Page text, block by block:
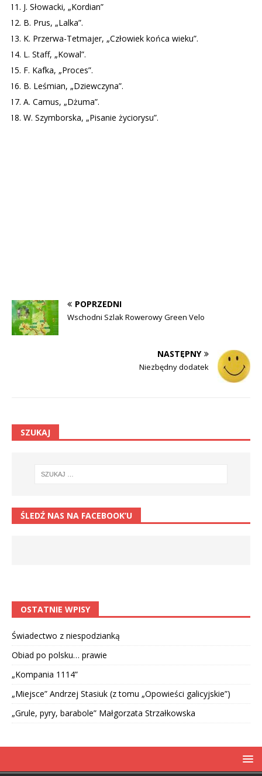
J. Słowacki, „Kordian”
B. Prus, „Lalka”.
K. Przerwa-Tetmajer, „Człowiek końca wieku”.
L. Staff, „Kowal”.
F. Kafka, „Proces”.
B. Leśmian, „Dziewczyna”.
A. Camus, „Dżuma”.
W. Szymborska, „Pisanie życiorysu”.
POPRZEDNI
Wschodni Szlak Rowerowy Green Velo
NASTĘPNY
Niezbędny dodatek
SZUKAJ
ŚLEDŹ NAS NA FACEBOOK’U
OSTATNIE WPISY
Świadectwo z niespodzianką
Obiad po polsku… prawie
„Kompania 1114”
„Miejsce” Andrzej Stasiuk (z tomu „Opowieści galicyjskie”)
„Grule, pyry, barabole” Małgorzata Strzałkowska